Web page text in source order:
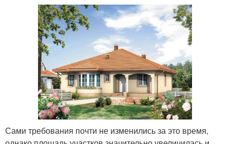
Сами требования почти не изменились за это время,